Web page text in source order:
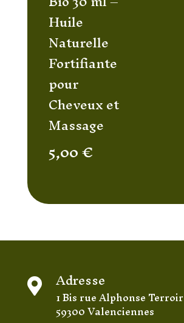
Huile
Naturelle
Fortifiante
pour
Cheveux et
Massage
5,00€
 Adresse
1 Bis rue Alphonse Terroir
59300 Valenciennes